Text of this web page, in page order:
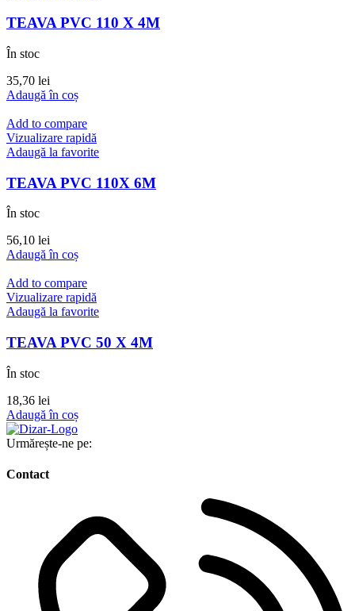
TEAVA PVC 110 X 4M
În stoc
35,70 lei
Adaugă în coș
Add to compare
Vizualizare rapidă
Adaugă la favorite
TEAVA PVC 110X 6M
În stoc
56,10 lei
Adaugă în coș
Add to compare
Vizualizare rapidă
Adaugă la favorite
TEAVA PVC 50 X 4M
În stoc
18,36 lei
Adaugă în coș
Urmărește-ne pe:
Contact